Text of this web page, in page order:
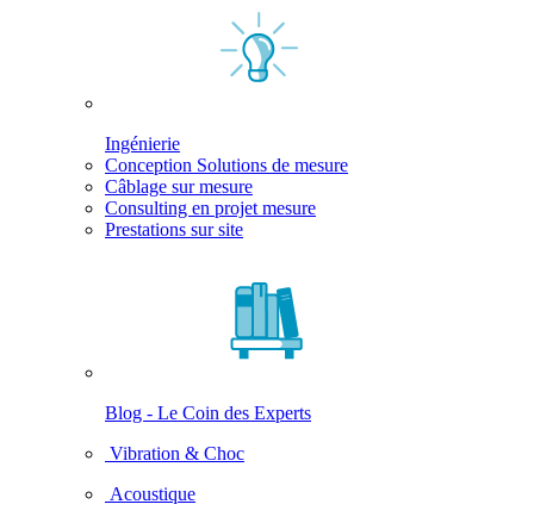
Ingénierie
Conception Solutions de mesure
Câblage sur mesure
Consulting en projet mesure
Prestations sur site
Blog - Le Coin des Experts
Vibration & Choc
Acoustique